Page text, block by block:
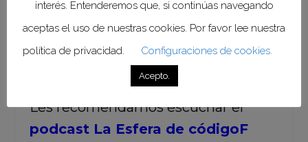
por una enfermedad que puede
vacunación.
Les recomendamos escuchar el
podcast La Esfera de códigoF
interés. Entenderemos que, si continúas navegando
aceptas el uso de nuestras cookies. Por favor lee nuestra
política de privacidad.
Configuraciones de cookies.
Acepto.